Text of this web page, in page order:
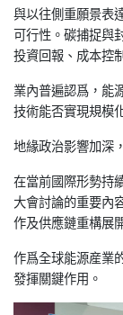
與以往側重願景表
可行性。碳捕捉與
投資回報、成本控
業內普遍認爲，
技術能否實現規模
地緣政治影響加深
在當前國際形勢持
大會討論的重要內
作及供應鏈重構展
作爲全球能源産業
發揮關鍵作用。